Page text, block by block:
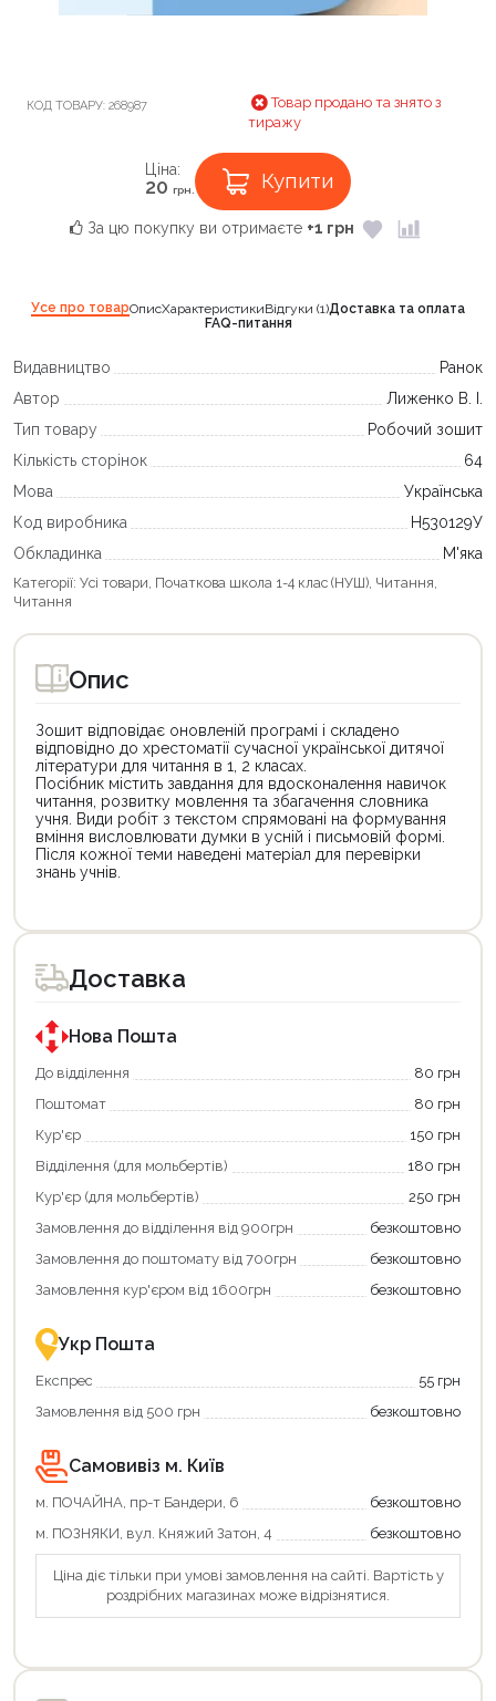
КОД ТОВАРУ: 268987
Товар продано та знято з
тиражу
Ціна:
20 грн. Купити
За цю покупку ви отримаєте +1 грн
Усе про товарОписХарактеристикиВідгуки (1)Доставка та оплата
FAQ-питання
Видавництво
Ранок
Автор
Лиженко В. І.
Тип товару
Робочий зошит
Кількість сторінок
64
Мова
Українська
Код виробника
Н530129У
Обкладинка
М'яка
Категорії: Усі товари Початкова школа 1-4 клас (НУШ) Читання
Читання
Опис
Зошит відповідає оновленій програмі і складено
відповідно до хрестоматії сучасної української дитячої
літератури для читання в 1, 2 класах.
Посібник містить завдання для вдосконалення навичок
читання, розвитку мовлення та збагачення словника
учня. Види робіт з текстом спрямовані на формування
вміння висловлювати думки в усній і письмовій формі.
Після кожної теми наведені матеріал для перевірки
знань учнів.
Доставка
Нова Пошта
До відділення
80 грн
Поштомат
80 грн
Кур'єр
150 грн
Відділення (для мольбертів)
180 грн
Кур'єр (для мольбертів)
250 грн
Замовлення до відділення від 900грн
безкоштовно
Замовлення до поштомату від 700грн
безкоштовно
Замовлення кур'єром від 1600грн
безкоштовно
Укр Пошта
Експрес
55 грн
Замовлення від 500 грн
безкоштовно
Самовивіз м. Київ
м. ПОЧАЙНА, пр-т Бандери, 6
безкоштовно
м. ПОЗНЯКИ, вул. Княжий Затон, 4
безкоштовно
Ціна діє тільки при умові замовлення на сайті. Вартість у
роздрібних магазинах може відрізнятися.